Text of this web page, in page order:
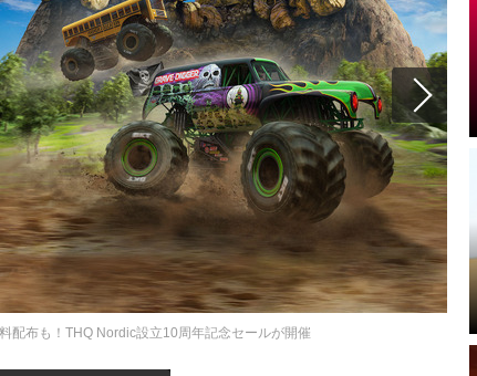
配布も！THQ Nordic設立10周年記念セールが開催